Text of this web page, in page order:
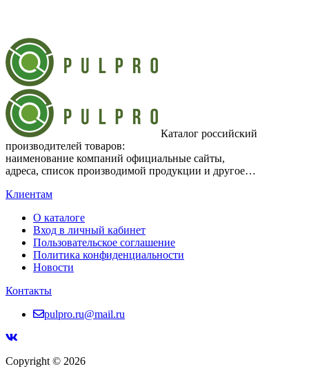
Каталог российский
производителей товаров:
наименование компаний официальные сайты,
адреса, список производимой продукции и другое…
Клиентам
О каталоге
Вход в личный кабинет
Пользовательское соглашение
Политика конфиденциальности
Новости
Контакты
pulpro.ru@mail.ru
Copyright © 2026